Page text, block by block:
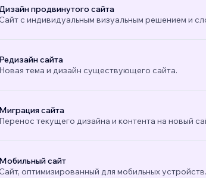
продвинутого сайта
Сайт с индивидуальным визуальным решением и
Редизайн сайта
Новая тема и дизайн существующего сайта.
Миграция сайта
Перенос текущего дизайна и контента на новый
Мобильный сайт
Сайт, оптимизированный для мобильных устройств.